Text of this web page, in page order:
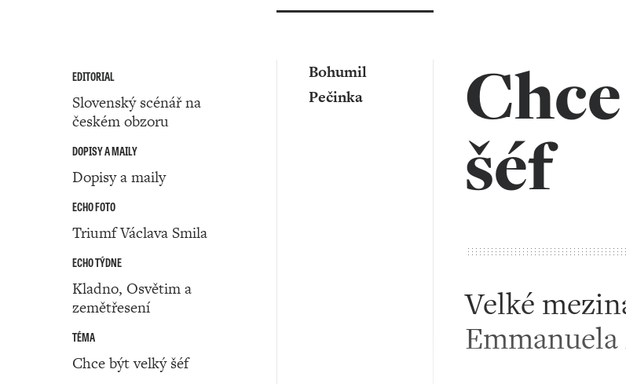
EDITORIAL
Slovenský scénář na
českém obzoru
DOPISY A MAILY
Dopisy a maily
ECHO FOTO
Triumf Václava Smila
ECHO TÝDNE
Kladno, Osvětim a
zemětřesení
TÉMA
Chce být velký šéf
šéf
Velké
Bohumil
Pečinka